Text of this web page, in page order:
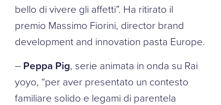
bello di vivere gli affetti”. Ha ritirato il
premio Massimo Fiorini, director brand
development and innovation pasta Europe.
– Peppa Pig, serie animata in onda su Rai
yoyo, “per aver presentato un contesto
familiare solido e legami di parentela